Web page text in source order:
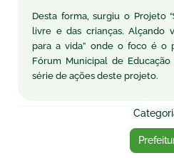
Desta forma, surgiu o Projeto
livre e das crianças. Alçando
para a vida” onde o foco é o
Fórum Municipal de
série de ações deste projeto.